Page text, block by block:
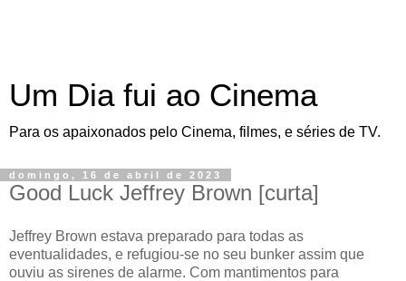
Um Dia fui ao Cinema
Para os apaixonados pelo Cinema, filmes, e séries de TV.
domingo, 16 de abril de 2023
Good Luck Jeffrey Brown [curta]
Jeffrey Brown estava preparado para todas as
eventualidades, e refugiou-se no seu bunker assim que
ouviu as sirenes de alarme. Com mantimentos para